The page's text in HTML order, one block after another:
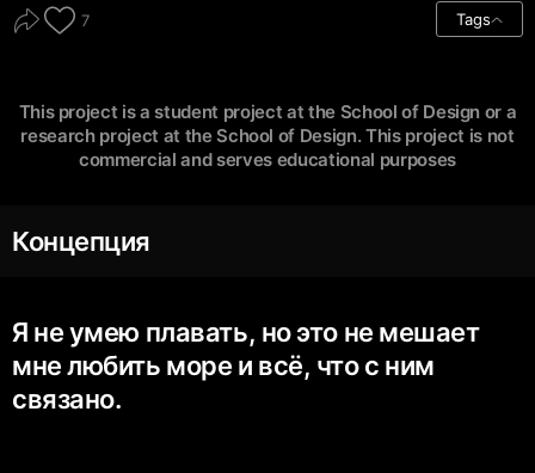
7 Tags
This project is a student project at the School of Design or a
research project at the School of Design. This project is not
commercial and serves educational purposes
Концепция
Я не умею плавать, но это не мешает
мне любить море и всё, что с ним
связано.